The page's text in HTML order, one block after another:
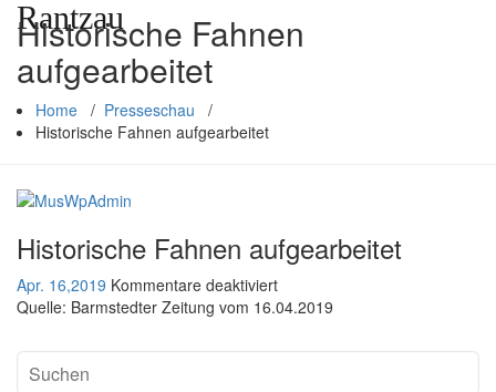
Historische Fahnen
aufgearbeitet
Home / Presseschau /
Historische Fahnen aufgearbeitet
Historische Fahnen aufgearbeitet
Apr. 16,2019 Kommentare deaktiviert
f
r
Quelle: Barmstedter Zeitung vom 16.04.2019